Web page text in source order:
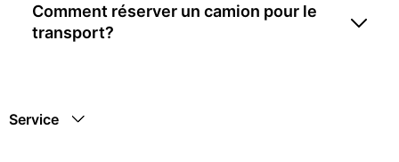
Comment réserver un camion pour le
transport?
Service